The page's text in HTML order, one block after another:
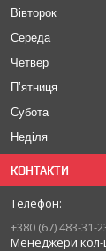
Вівторок
Середа
Четвер
Пʼятниця
Субота
Неділя
КОНТАКТИ
+380 (67) 483-31-
Менеджери кол-